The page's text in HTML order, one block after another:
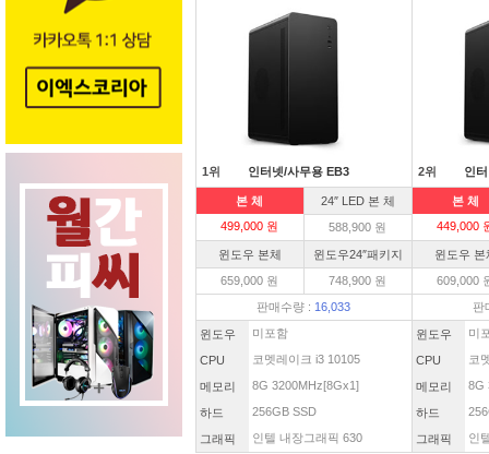
1위 인터넷/사무용 EB3
본 체
24″ LED 본 체
499,000 원
588,900 원
윈도우 본체
윈도우24″패키지
659,000 원
748,900 원
판매수량 : 16,033
윈도우 미포함
CPU 코멧레이크 i3 10105
메모리 8G 3200MHz[8Gx1]
하드 256GB SSD
그래픽 인텔 내장그래픽 630
2위 인
본 체
449,000
윈도우 본
609,000
판
윈도우 미
CPU 코
메모리 8G
하드
그래픽 인